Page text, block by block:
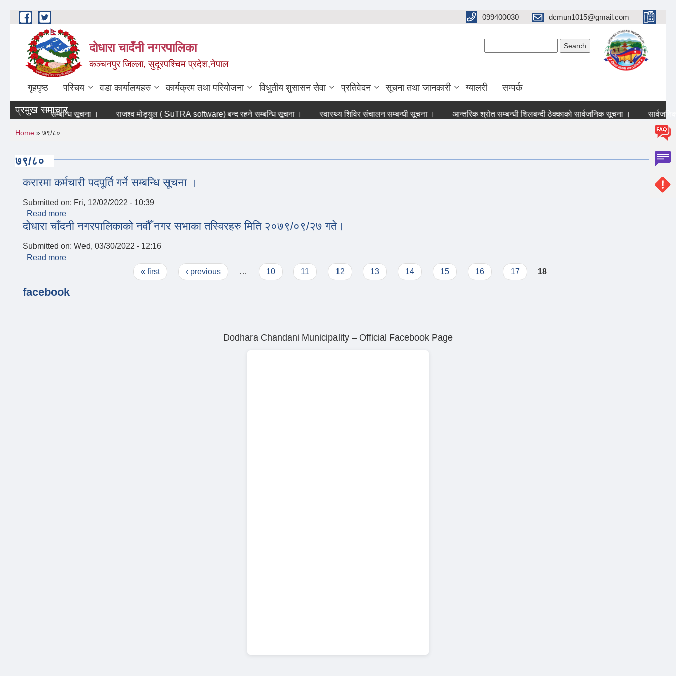
Skip to main content 099400030 dcmun1015@gmail.com
दोधारा चादँनी नगरपालिका
कञ्चनपुर जिल्ला, सुदूरपश्चिम प्रदेश,नेपाल
गृहपृष्ठ परिचय वडा कार्यालयहरु कार्यक्रम तथा परियोजना विधुतीय शुसासन सेवा प्रतिवेदन सूचना तथा जानकारी ग्यालरी सम्पर्क
प्रमुख समाचार
पदपूर्ति गर्ने सम्बन्धि सूचना । राजश्व मोड्युल ( SuTRA software) बन्द रहने सम्बन्धि सूचना । स्वास्थ्य शिविर संचालन सम्बन्धी सूचना । आन्तरिक श्रोत सम्बन्धी शिलबन्दी ठेक्काको सार्वजनिक सूचना । सार्वजनिक
You are here
Home » ७९/८०
७९/८०
करारमा कर्मचारी पदपूर्ति गर्ने सम्बन्धि सूचना ।
Submitted on: Fri, 12/02/2022 - 10:39
Read more
दोधारा चाँदनी नगरपालिकाको नवौँ नगर सभाका तस्विरहरु मिति २०७९/०९/२७ गते।
Submitted on: Wed, 03/30/2022 - 12:16
Read more
« first ‹ previous … 10 11 12 13 14 15 16 17 18
facebook
Dodhara Chandani Municipality – Official Facebook Page